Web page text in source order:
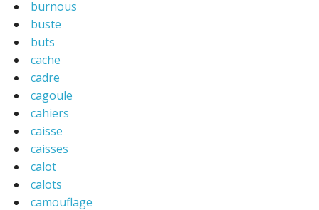
burnous
buste
buts
cache
cadre
cagoule
cahiers
caisse
caisses
calot
calots
camouflage